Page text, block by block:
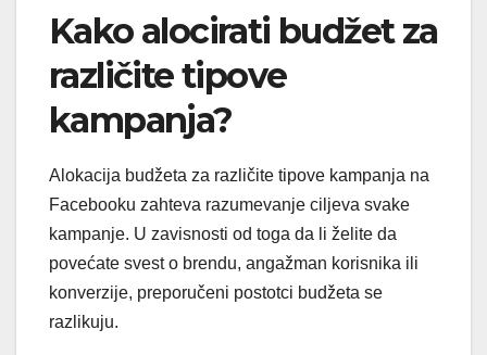
Kako alocirati budžet za
različite tipove
kampanja?
Alokacija budžeta za različite tipove kampanja na
Facebooku zahteva razumevanje ciljeva svake
kampanje. U zavisnosti od toga da li želite da
povećate svest o brendu, angažman korisnika ili
konverzije, preporučeni postotci budžeta se
razlikuju.